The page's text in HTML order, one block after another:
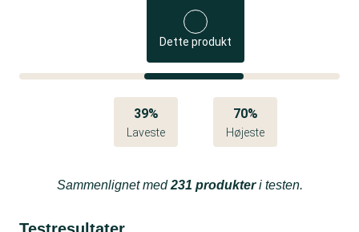
Dette produkt
39%
Laveste
70%
Højeste
Sammenlignet med231 produkteri testen.
Testresultater